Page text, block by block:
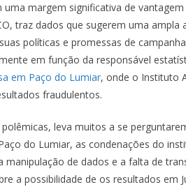
margem significativa de
traz dados que sugerem uma
políticas e promessas de
em função da responsável
em Paço do Lumiar, onde o Instituto
fraudulentos.
leva muitos a se
do Lumiar, as condenações do
manipulação de dados e a falta de
a possibilidade de os resultados em